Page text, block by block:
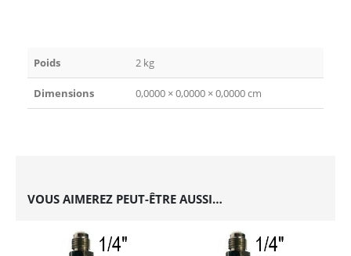
Poids 2 kg
Dimensions 0,0000 × 0,0000 × 0,0000 cm
VOUS AIMEREZ PEUT-ÊTRE AUSSI…